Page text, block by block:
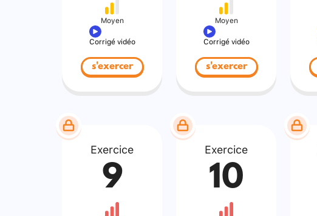
Moyen
Corrigé vidéo
s'exercer
Moyen
Corrigé vidéo
s'exercer
Exercice
9
Exercice
10